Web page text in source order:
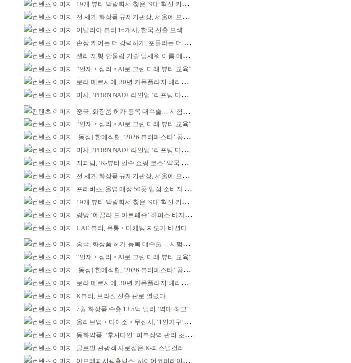
19개 뷰티 박람회서 찾은 ‘9대 혁신 키워드’
전 세계 화장품 규제기관장, 서울에 모인다
이탈리아 뷰티 16개사, 한국 진출 모색
손상 케어는 더 강력하게, 포뮬라는 더 산뜻하게!
젤리 제형·안묻립 기술 앞세워 여름 메이크업 시장 공략
“인재‧심리‧AI로 그린 미래 뷰티 교육”
로라 메르시에, 30년 카뮤플라지 헤리티지 담아
미샤, ‘PDRN NAD+ 라인업 ‘리프팅 마스크’ 출시
중국, 화장품 허가·등록 대수술… 시험자료 공용 허용
“인재‧심리‧AI로 그린 미래 뷰티 교육”
[동정] 한메직협, ‘2026 뷰티페스타’ 공동 주최
미샤, ‘PDRN NAD+ 라인업 ‘리프팅 마스크’ 출시
지피덤, ‘K-뷰티 필수 쇼핑 코스’ 약국 공략
전 세계 화장품 규제기관장, 서울에 모인다
프레비츠, 올영 매장 50곳 입점 소비자 접점 강화
19개 뷰티 박람회서 찾은 ‘9대 혁신 키워드’
랑방 ‘에끌라 드 아르페쥬’ 하퍼스 바자 화보 공개
UAE 뷰티, 유통‧마케팅 지도가 바뀐다
중국, 화장품 허가·등록 대수술… 시험자료 공용 허용
“인재‧심리‧AI로 그린 미래 뷰티 교육”
[동정] 한메직협, ‘2026 뷰티페스타’ 공동 주최
로라 메르시에, 30년 카뮤플라지 헤리티지 담아
K뷰티, 브라질 진출 판로 열렸다
7월 화장품 수출 13.5억 달러 ‘역대 최고’
올리브영‧다이소‧무신사, ‘1인가구’가 이끈다
동화약품, ‘후시다인’ 피부장벽 관리 초점 ‘리브랜딩’
글로벌 관광객 사로잡은 K-퍼스널컬러
아모레퍼시픽홀딩스, 하이어코퍼레이션과 투자계약